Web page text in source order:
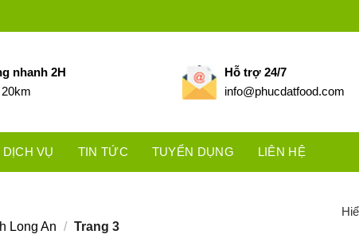
nhanh 2H
Hỗ trợ 24/7
info@phucdatfood.com
DỊCH VỤ TIN TỨC TUYỂN DỤNG LIÊN HỆ
Long An / Trang 3